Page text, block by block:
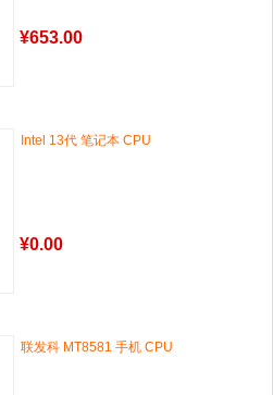
¥653.00
Intel 13代 笔记本 CPU
¥0.00
联发科 MT8581 手机 CPU